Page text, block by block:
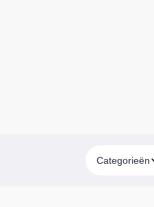
Categorieën